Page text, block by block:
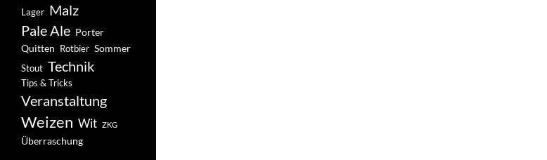
Lager Malz
Pale Ale Porter
Quitten Rotbier Sommer
Stout Technik
Tips & Tricks
Veranstaltung
Weizen Wit ZKG
Überraschung